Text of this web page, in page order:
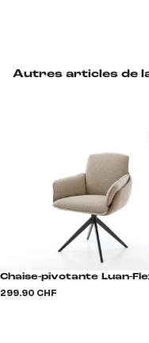
Autres articles de
Chaise-pivotante Luan-
299.90 CHF